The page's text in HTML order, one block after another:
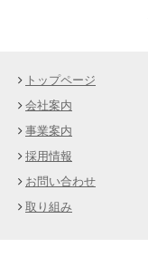
トップページ
会社案内
事業案内
採用情報
お問い合わせ
取り組み